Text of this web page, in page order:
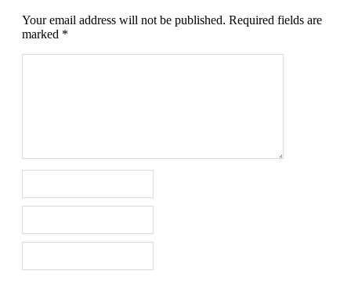
Your email address will not be published. Required fields are
marked *